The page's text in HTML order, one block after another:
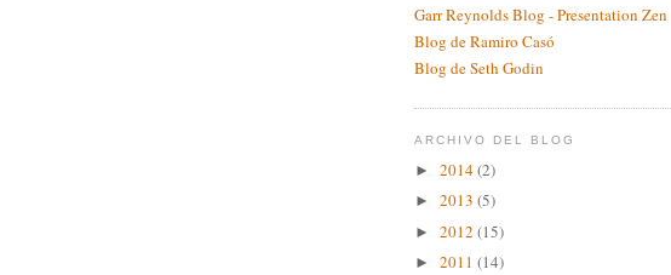
Garr Reynolds Blog - Presentation Zen
Blog de Ramiro Casó
Blog de Seth Godin
ARCHIVO DEL BLOG
► 2014(2)
► 2013 (5)
► 2012 (15)
► 2011 (14)